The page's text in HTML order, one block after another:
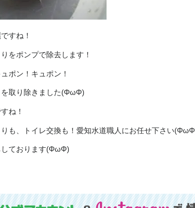
すね！
をポンプで除去します！
ポン！キュポン！
を取り除きました(ΦωΦ)
ね！
りも、トイレ交換も！愛知水道職人にお任せ下さい
しております(ΦωΦ)